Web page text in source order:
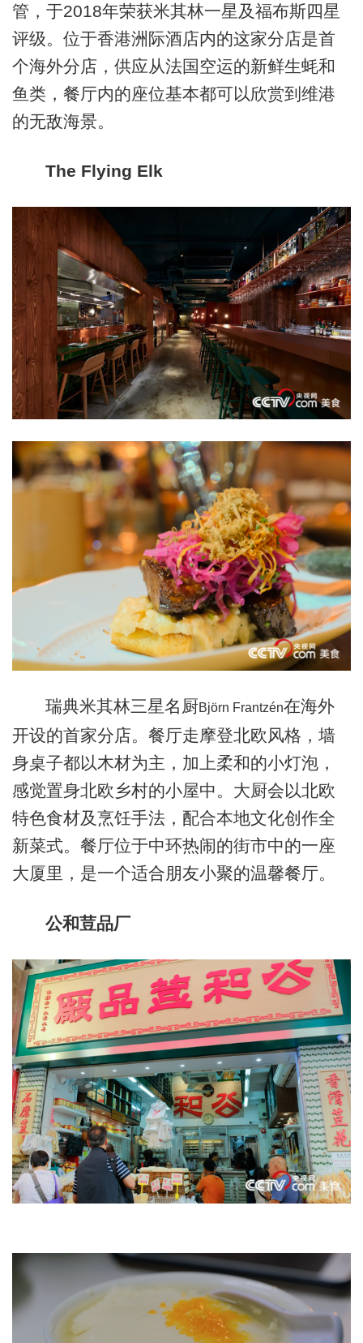
管，于2018年荣获米其林一星及福布斯四星
评级。位于香港洲际酒店内的这家分店是首
个海外分店，供应从法国空运的新鲜生蚝和
鱼类，餐厅内的座位基本都可以欣赏到维港
的无敌海景。
The Flying Elk
瑞典米其林三星名厨Björn Frantzén在海外
开设的首家分店。餐厅走摩登北欧风格，墙
身桌子都以木材为主，加上柔和的小灯泡，
感觉置身北欧乡村的小屋中。大厨会以北欧
特色食材及烹饪手法，配合本地文化创作全
新菜式。餐厅位于中环热闹的街市中的一座
大厦里，是一个适合朋友小聚的温馨餐厅。
公和荳品厂